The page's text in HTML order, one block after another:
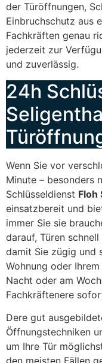
der Türöffnungen,
Einbruchschutz aus
Fachkräften genau
jederzeit zur
und zuverlässig.
24h
Wenn Sie vor
Minute – besonders
Schlüsseldienst Floh
einsatzbereit und
immer Sie sie
darauf, Türen
damit Sie zügig und
Wohnung oder
Nacht oder am
Fachkräftenere
Dere gut
Öffnungstechniken
um Ihre Tür